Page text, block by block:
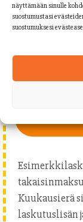
näyttämään sinulle
suostumustasi
suostumuksesi
F
i
n
a
8
sähköpostitse.
Voit
tästä.
Kuukausierä
laskutuslisän